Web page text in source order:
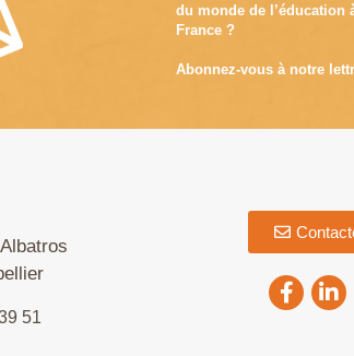
du monde de l’éducation
France ?
Abonnez-vous à notre
51